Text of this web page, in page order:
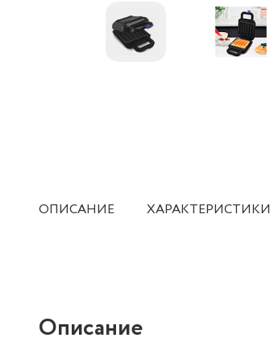
ОПИСАНИЕ ХАРАКТЕРИСТИКИ
Описание